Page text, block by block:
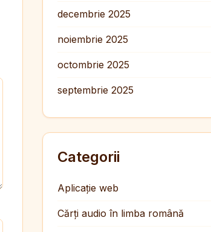
decembrie 2025
noiembrie 2025
octombrie 2025
septembrie 2025
Categorii
Aplicație web
Cărți audio în limba română